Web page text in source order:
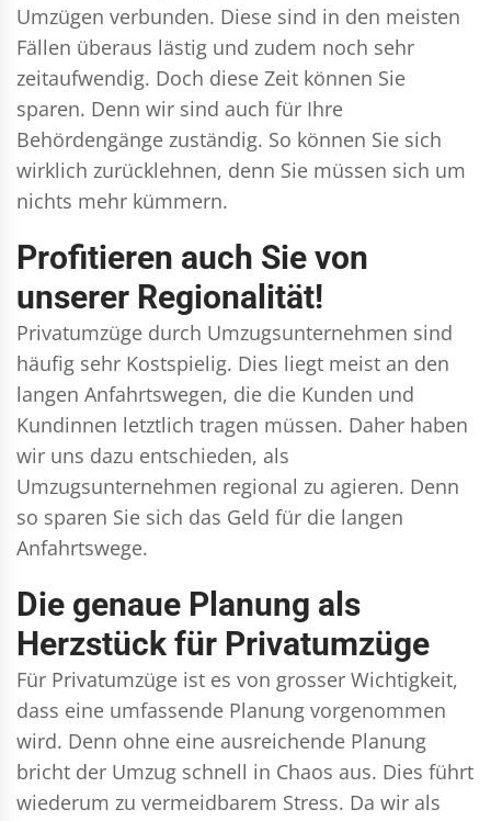
Umzügen verbunden. Diese sind in den meisten
Fällen überaus lästig und zudem noch sehr
zeitaufwendig. Doch diese Zeit können Sie
sparen. Denn wir sind auch für Ihre
Behördengänge zuständig. So können Sie sich
wirklich zurücklehnen, denn Sie müssen sich um
nichts mehr kümmern.
Profitieren auch Sie von
unserer Regionalität!
Privatumzüge durch Umzugsunternehmen sind
häufig sehr Kostspielig. Dies liegt meist an den
langen Anfahrtswegen, die die Kunden und
Kundinnen letztlich tragen müssen. Daher haben
wir uns dazu entschieden, als
Umzugsunternehmen regional zu agieren. Denn
so sparen Sie sich das Geld für die langen
Anfahrtswege.
Die genaue Planung als
Herzstück für Privatumzüge
Für Privatumzüge ist es von grosser Wichtigkeit,
dass eine umfassende Planung vorgenommen
wird. Denn ohne eine ausreichende Planung
bricht der Umzug schnell in Chaos aus. Dies führt
wiederum zu vermeidbarem Stress. Da wir als